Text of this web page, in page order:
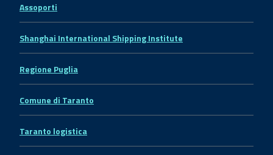
Assoporti
Shanghai International Shipping Institute
Regione Puglia
Comune di Taranto
Taranto logistica